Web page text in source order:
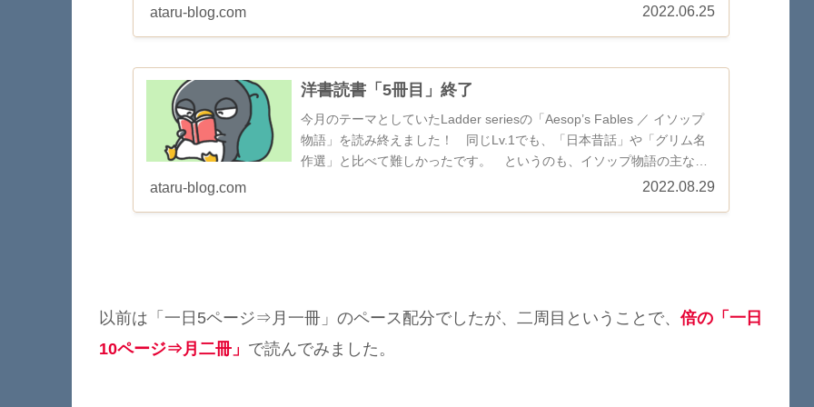
ataru-blog.com 2022.06.25
洋書読書「5冊目」終了
今月のテーマとしていたLadder seriesの「Aesop’s Fables ／ イソップ
物語」を読み終えました！ 同じLv.1でも、「日本昔話」や「グリム名
作選」と比べて難しかったです。 というのも、イソップ物語の主な登
ataru-blog.com 2022.08.29
以前は「一日5ページ⇒月一冊」のペース配分でしたが、二周目ということで、 倍の「一日
10ページ⇒月二冊」 で読んでみました。